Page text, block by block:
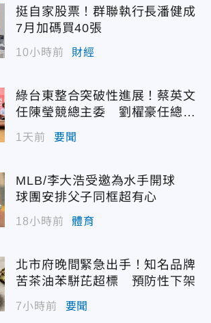
挺自家股票！群聯執行長潘健成
7月加碼買40張
10小時前 財經
綠台東整合突破性進展！蔡英文
任陳瑩競總主委 劉櫂豪任總幹
1天前 要聞
MLB/李大浩受邀為水手開球
球團安排父子同框超有心
18小時前 體育
北市府晚間緊急出手！知名品牌
苦茶油苯駢芘超標 預防性下架
7小時前 要聞